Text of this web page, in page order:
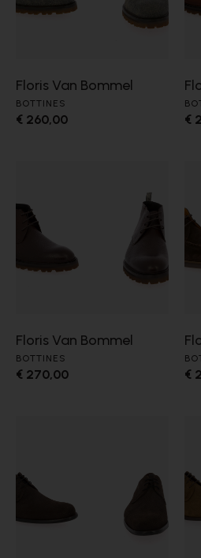
Floris Van Bommel
BOTTINES
€ 260,00 €
Floris Van Bommel
BOTTINES
€ 270,00 €